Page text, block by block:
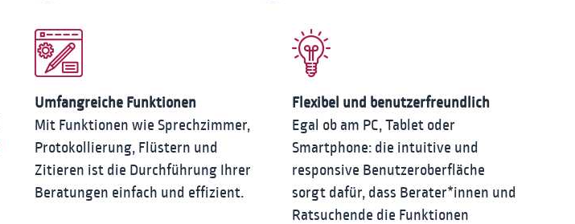
Umfangreiche Funktionen
Mit Funktionen wie Sprechzimmer,
Protokollierung, Flüstern und
Zitieren ist die Durchführung Ihrer
Beratungen einfach und effizient.
Flexibel und benutzerfreundlich
Egal ob am PC, Tablet oder
Smartphone: die intuitive und
responsive Benutzeroberfläche
sorgt dafür, dass Berater*innen und
Ratsuchende die Funktionen